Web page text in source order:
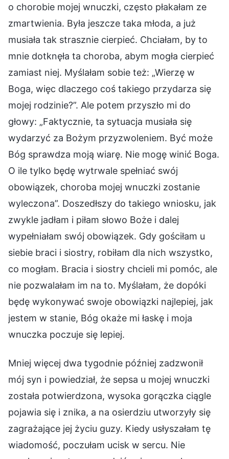
o chorobie mojej wnuczki, często płakałam ze
zmartwienia. Była jeszcze taka młoda, a już
musiała tak strasznie cierpieć. Chciałam, by to
mnie dotknęła ta choroba, abym mogła cierpieć
zamiast niej. Myślałam sobie też: „Wierzę w
Boga, więc dlaczego coś takiego przydarza się
mojej rodzinie?”. Ale potem przyszło mi do
głowy: „Faktycznie, ta sytuacja musiała się
wydarzyć za Bożym przyzwoleniem. Być może
Bóg sprawdza moją wiarę. Nie mogę winić Boga.
O ile tylko będę wytrwale spełniać swój
obowiązek, choroba mojej wnuczki zostanie
wyleczona”. Doszedłszy do takiego wniosku, jak
zwykle jadłam i piłam słowo Boże i dalej
wypełniałam swój obowiązek. Gdy gościłam u
siebie braci i siostry, robiłam dla nich wszystko,
co mogłam. Bracia i siostry chcieli mi pomóc, ale
nie pozwalałam im na to. Myślałam, że dopóki
będę wykonywać swoje obowiązki najlepiej, jak
jestem w stanie, Bóg okaże mi łaskę i moja
wnuczka poczuje się lepiej.
Mniej więcej dwa tygodnie później zadzwonił
mój syn i powiedział, że sepsa u mojej wnuczki
została potwierdzona, wysoka gorączka ciągle
pojawia się i znika, a na osierdziu utworzyły się
zagrażające jej życiu guzy. Kiedy usłyszałam tę
wiadomość, poczułam ucisk w sercu. Nie